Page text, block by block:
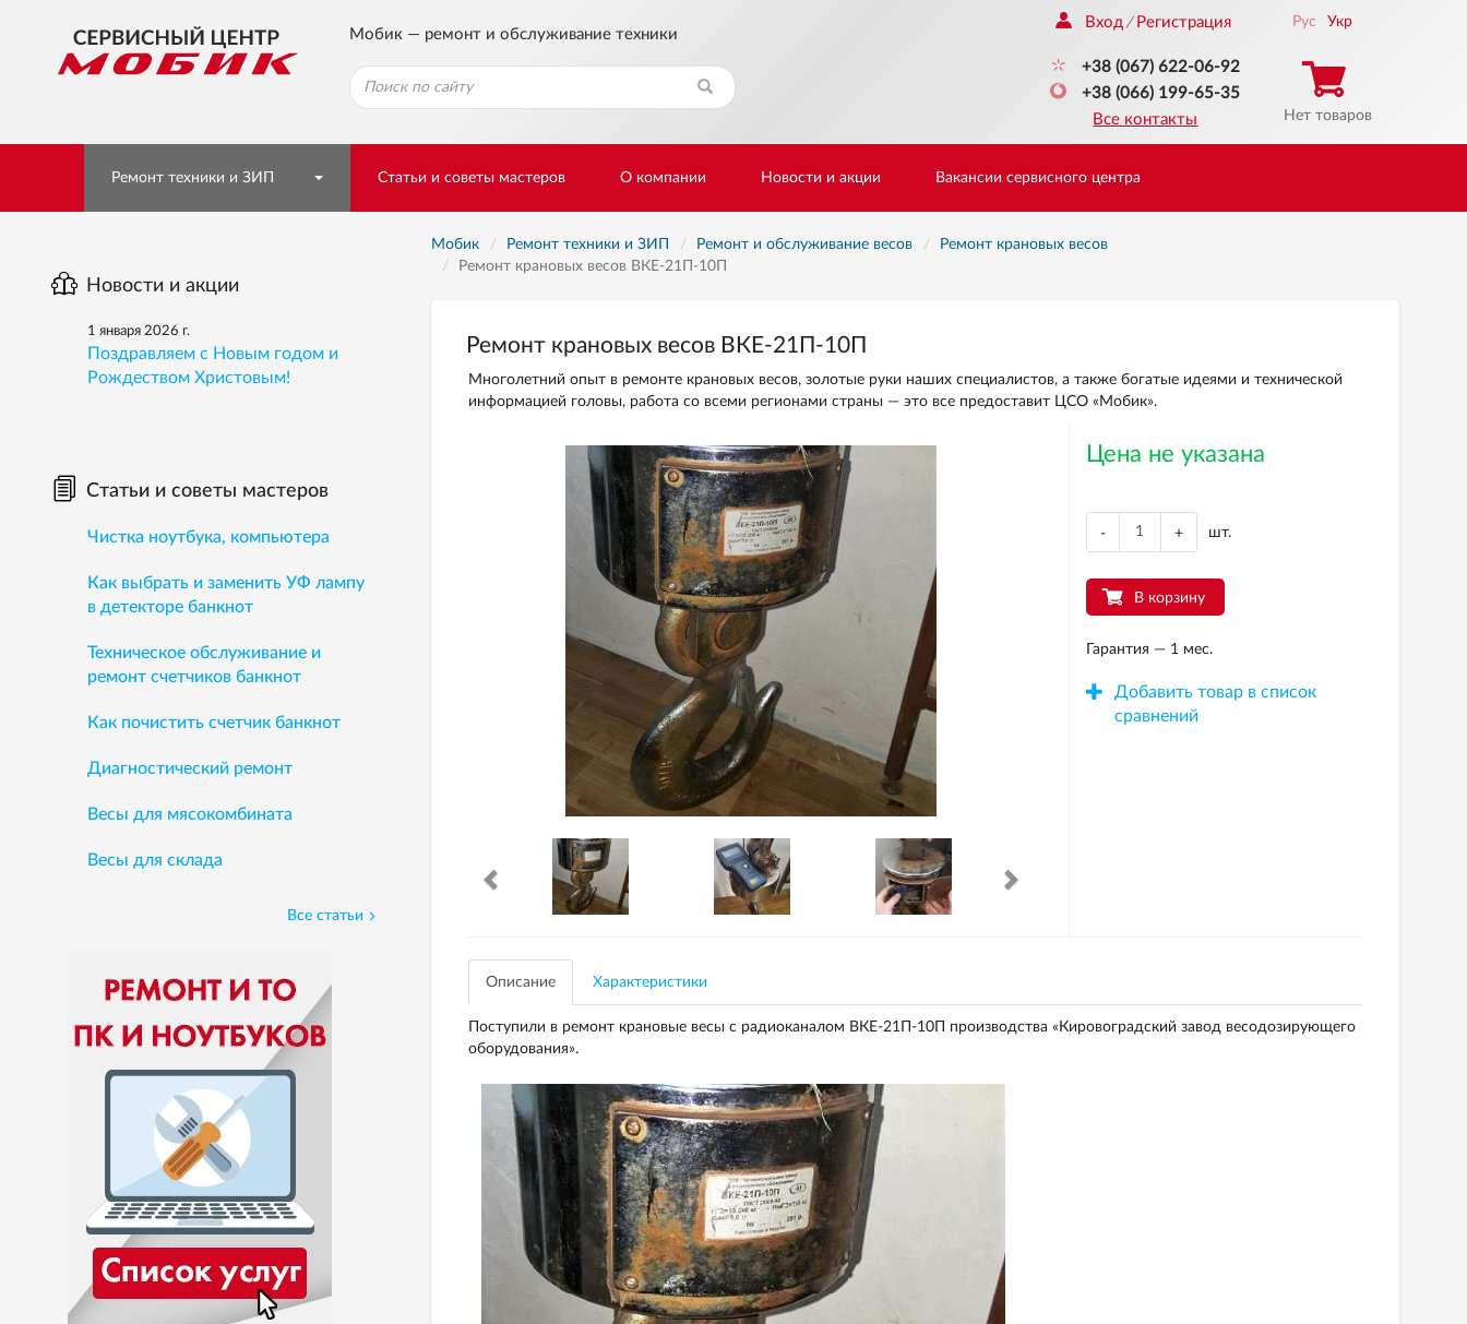
Мобик — ремонт и обслуживание техники
Вход / Регистрация
+38 (067) 622-06-92
+38 (066) 199-65-35
Все контакты
Рус Укр
Нет товаров
Ремонт техники и ЗИП Статьи и советы мастеров О компании Новости и акции Вакансии сервисного центра
Мобик Ремонт техники и ЗИП Ремонт и обслуживание весов
Ремонт крановых весов
Ремонт крановых весов ВКЕ-21П-10П
Ремонт крановых весов ВКЕ-21П-10П
Многолетний опыт в ремонте крановых весов, золотые руки наших специалистов, а также богатые идеями и технической
информацией головы, работа со всеми регионами страны — это все предоставит ЦСО «Мобик».
Цена не указана
- + шт.
В корзину
Гарантия — 1 мес.
Добавить товар в список
сравнений
Описание Характеристики
Поступили в ремонт крановые весы с радиоканалом ВКЕ-21П-10П производства «Кировоградский завод весодозирующего
оборудования».
Новости и акции
1 января 2026 г.
Поздравляем с Новым годом и
Рождеством Христовым!
Статьи и советы мастеров
Чистка ноутбука, компьютера
Как выбрать и заменить УФ лампу
в детекторе банкнот
Техническое обслуживание и
ремонт счетчиков банкнот
Как почистить счетчик банкнот
Диагностический ремонт
Весы для мясокомбината
Весы для склада
Все статьи